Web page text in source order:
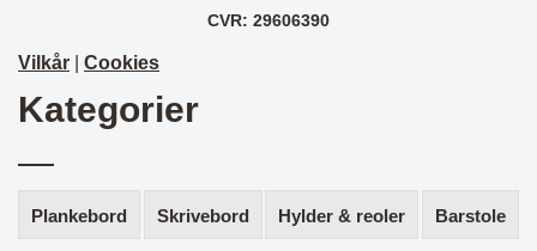
CVR: 29606390
Vilkår Cookies
Kategorier
Plankebord Skrivebord Hylder & reoler Barstole